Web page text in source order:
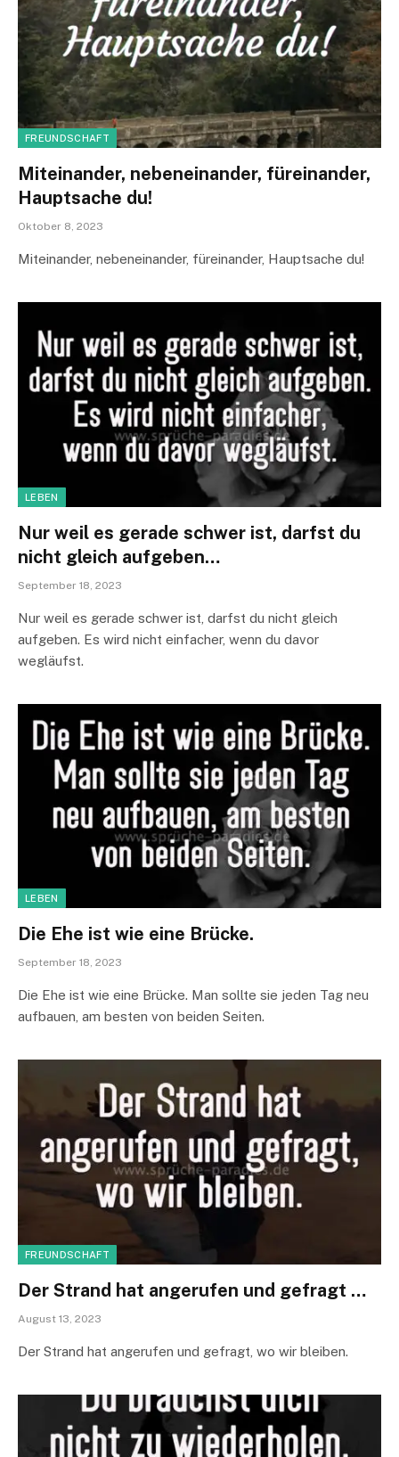
FREUNDSCHAFT
Miteinander, nebeneinander, füreinander,
Hauptsache du!
Oktober 8, 2023
Miteinander, nebeneinander, füreinander, Hauptsache du!
LEBEN
Nur weil es gerade schwer ist, darfst du
nicht gleich aufgeben…
September 18, 2023
Nur weil es gerade schwer ist, darfst du nicht gleich
aufgeben. Es wird nicht einfacher, wenn du davor
wegläufst.
LEBEN
Die Ehe ist wie eine Brücke.
September 18, 2023
Die Ehe ist wie eine Brücke. Man sollte sie jeden Tag neu
aufbauen, am besten von beiden Seiten.
FREUNDSCHAFT
Der Strand hat angerufen und gefragt …
August 13, 2023
Der Strand hat angerufen und gefragt, wo wir bleiben.